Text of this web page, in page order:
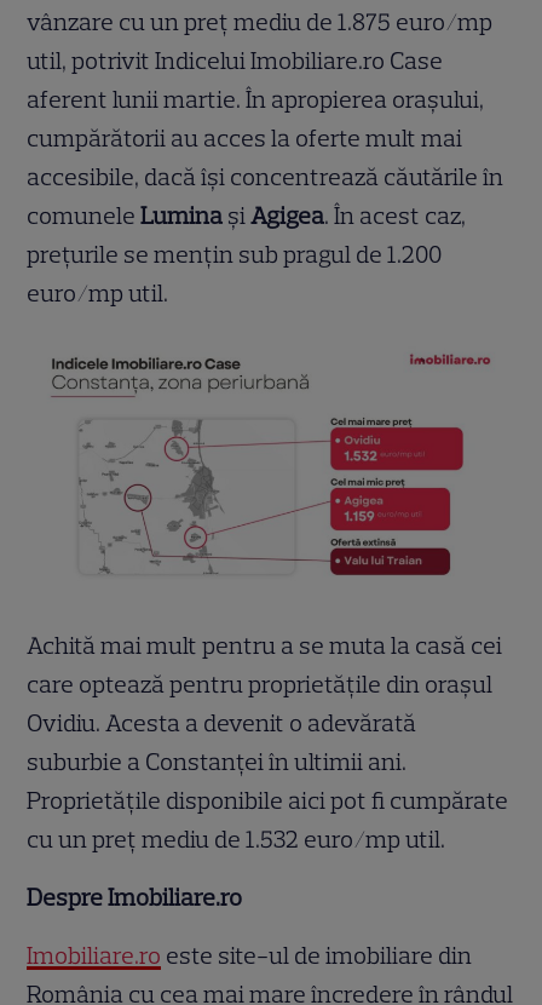
vânzare cu un preț mediu de 1.875 euro/mp
util, potrivit Indicelui Imobiliare.ro Case
aferent lunii martie. În apropierea orașului,
cumpărătorii au acces la oferte mult mai
accesibile, dacă își concentrează căutările în
comuneleLumina șiAgigea. În acest caz,
prețurile se mențin sub pragul de 1.200
euro/mp util.
Achită mai mult pentru a se muta la casă cei
care optează pentru proprietățile din orașul
Ovidiu. Acesta a devenit o adevărată
suburbie a Constanței în ultimii ani.
Proprietățile disponibile aici pot fi cumpărate
cu un preț mediu de 1.532 euro/mp util.
Despre Imobiliare.ro
Imobiliare.ro este site-ul de imobiliare din
România cu cea mai mare încredere în rândul